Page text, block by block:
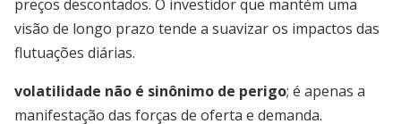
preços descontados. O investidor que mantém uma
visão de longo prazo tende a suavizar os impactos das
flutuações diárias.
volatilidade não é sinônimo de perigo; é apenas a
manifestação das forças de oferta e demanda.